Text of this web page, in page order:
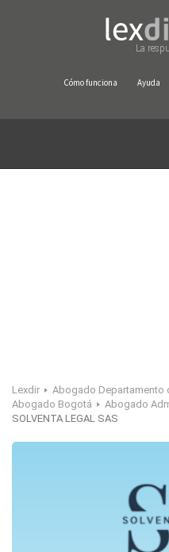
La
Cómo funciona Ayuda
Lexdir
Abogado Departamento
Abogado Bogotá
Abogado
SOLVENTA LEGAL SAS